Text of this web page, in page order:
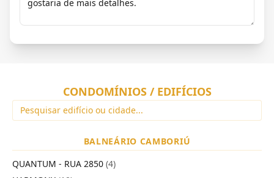
CONDOMÍNIOS / EDIFÍCIOS
BALNEÁRIO CAMBORIÚ
QUANTUM - RUA 2850 (4)